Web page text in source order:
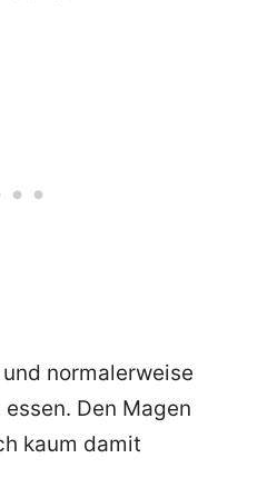
normalerweise
Den Magen
kaum damit